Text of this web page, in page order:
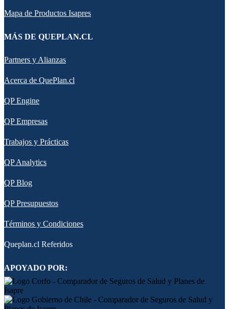
Mapa de Productos Isapres
MÁS DE QUEPLAN.CL
Partners y Alianzas
Acerca de QuePlan.cl
QP Engine
QP Empresas
Trabajos y Prácticas
QP Analytics
QP Blog
QP Presupuestos
Términos y Condiciones
Queplan.cl Referidos
APOYADO POR: